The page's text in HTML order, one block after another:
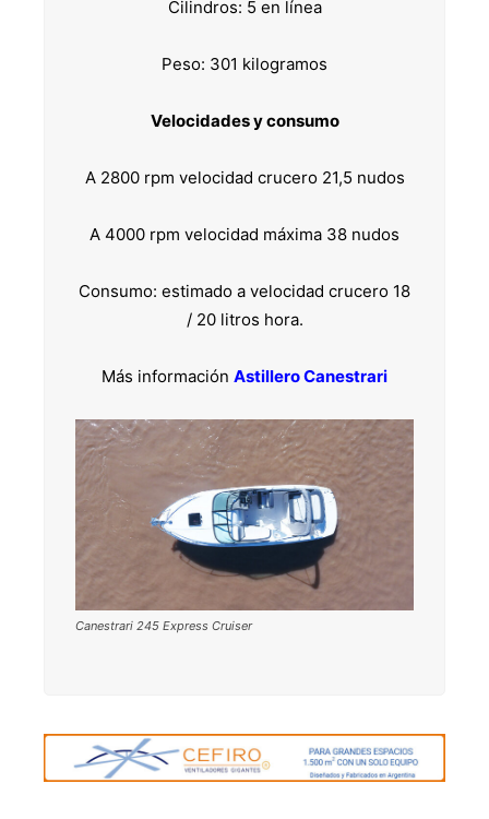
Cilindros: 5 en línea
Peso: 301 kilogramos
Velocidades y consumo
A 2800 rpm velocidad crucero 21,5 nudos
A 4000 rpm velocidad máxima 38 nudos
Consumo: estimado a velocidad crucero 18
/ 20 litros hora.
Más información Astillero Canestrari
Canestrari 245 Express Cruiser